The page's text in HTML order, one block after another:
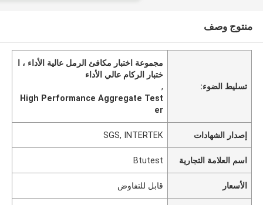
منتوج وصف
تسليط الضوء:
مجموعة اختبار مكافئ الرمل عالية الأداء ، ا
ختبار الركام عالي الأداء
,
High Performance Aggregate Test
er
إصدار الشهادات SGS, INTERTEK
اسم العلامة التجارية Btutest
الأسعار قابل للتفاوض